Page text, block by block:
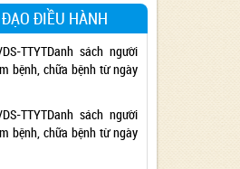
ĐIỀU HÀNH
TTYTDanh sách người
bệnh, chữa bệnh từ ngày
TTYTDanh sách người
bệnh, chữa bệnh từ ngày